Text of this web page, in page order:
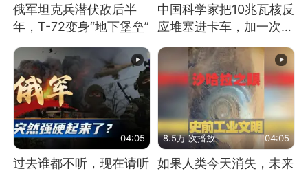
俄军坦克兵潜伏敌后半
年，T-72变身“地下堡垒”
中国科学家把10兆瓦核反
应堆塞进卡车，加一次燃
04:05
过去谁都不听，现在请听
8.5万 次播放 04:05
如果人类今天消失，未来